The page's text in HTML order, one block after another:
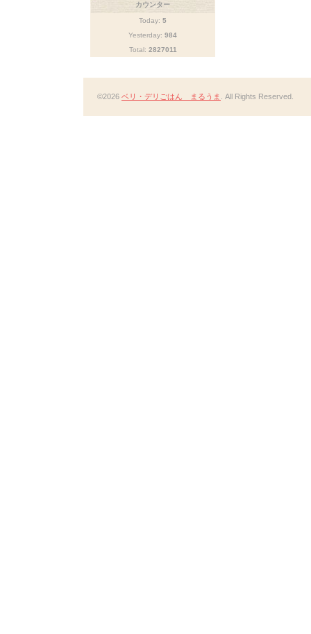
カウンター
Today: 5
Yesterday: 984
Total: 2827011
©2026 ベリ・デリごはん まるうま . All Rights Reserved.